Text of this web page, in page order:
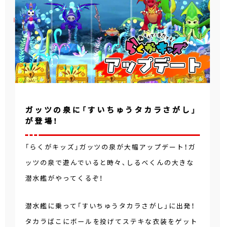
ガッツの泉に「すいちゅうタカラさがし」
が登場！
「らくがキッズ」ガッツの泉が大幅アップデート！ガ
ッツの泉で遊んでいると時々、しるべくんの大きな
潜水艦がやってくるぞ！
潜水艦に乗って「すいちゅうタカラさがし」に出発！
タカラばこにボールを投げてステキな衣装をゲット